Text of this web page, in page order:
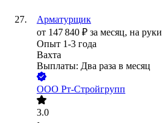
Арматурщик
от 147 840 ₽ за месяц, на руки
Опыт 1-3 года
Вахта
Выплаты: Два раза в месяц
ООО Рт-Стройгрупп
3.0